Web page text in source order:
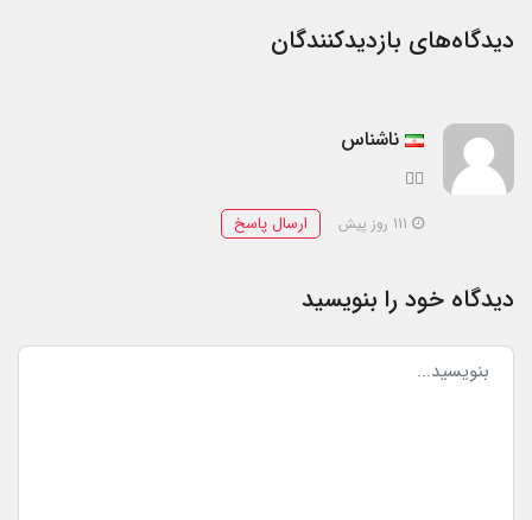
دیدگاه‌های بازدیدکنندگان
ناشناس
👍🏻
ارسال پاسخ
دیدگاه خود را بنویسید